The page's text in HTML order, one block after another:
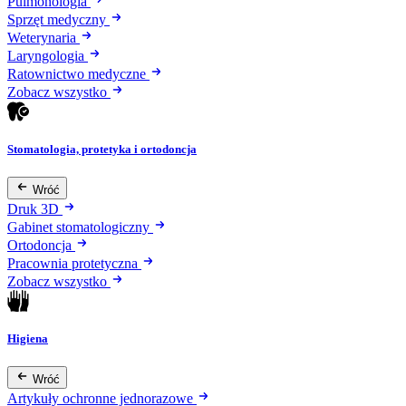
Sprzęt medyczny
Weterynaria
Laryngologia
Ratownictwo medyczne
Zobacz wszystko
Stomatologia, protetyka i ortodoncja
Wróć
Druk 3D
Gabinet stomatologiczny
Ortodoncja
Pracownia protetyczna
Zobacz wszystko
Higiena
Wróć
Artykuły ochronne jednorazowe